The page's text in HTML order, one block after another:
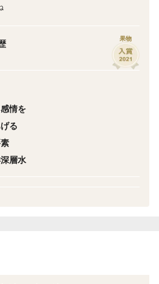
法にこだわりを持っておりま
夜になると星が降り注ぐように
星の降る里】と呼ばれていま
がとても大きいため糖度の高い
来ます。
果物
情を
る
層水